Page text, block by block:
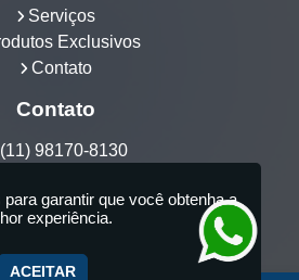
Serviços
Exclusivos
Contato
Contato
(11) 98170-8130
e Venda Especializada de
anos de tradição - Fabricante de
Instalação e Manutenção
garantir que você obtenha a
experiência.
ACEITAR